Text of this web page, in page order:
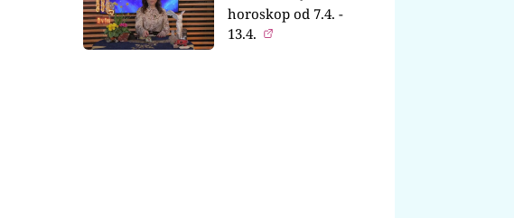
horoskop od 7.4. -
13.4.